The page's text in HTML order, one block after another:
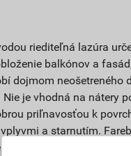
riediteľná lazúra
balkónov a
dojmom neošetreného
Nie je vhodná na nátery
priľnavosťou k
a starnutím.
s vysokými nárokmi